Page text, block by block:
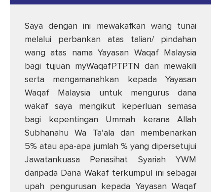
Saya dengan ini mewakafkan wang tunai
melalui perbankan atas talian/ pindahan
wang atas nama Yayasan Waqaf Malaysia
bagi tujuan myWaqafPTPTN dan mewakili
serta mengamanahkan kepada Yayasan
Waqaf Malaysia untuk mengurus dana
wakaf saya mengikut keperluan semasa
bagi kepentingan Ummah kerana Allah
Subhanahu Wa Ta’ala dan membenarkan
5% atau apa-apa jumlah % yang dipersetujui
Jawatankuasa Penasihat Syariah YWM
daripada Dana Wakaf terkumpul ini sebagai
upah pengurusan kepada Yayasan Waqaf